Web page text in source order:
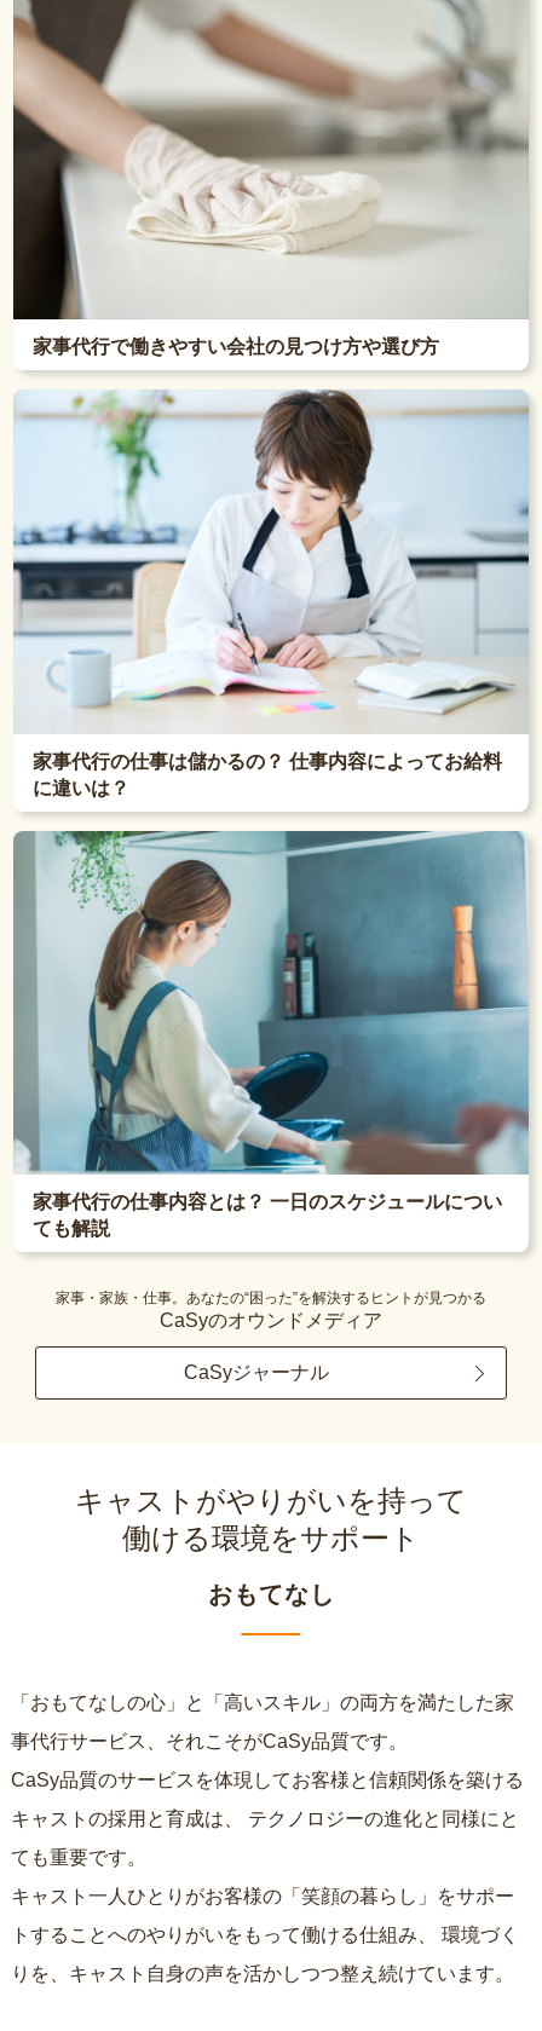
家事代行で働きやすい会社の見つけ方や選び方
家事代行の仕事は儲かるの？ 仕事内容によってお給料
に違いは？
家事代行の仕事内容とは？ 一日のスケジュールについ
ても解説
家事・家族・仕事。あなたの“困った”を解決するヒントが見つかる
CaSyのオウンドメディア
CaSyジャーナル
キャストがやりがいを持って
働ける環境をサポート
おもてなし
「おもてなしの心」と「高いスキル」の両方を満たした家
事代行サービス、それこそがCaSy品質です。
CaSy品質のサービスを体現してお客様と信頼関係を築ける
キャストの採用と育成は、
ても重要です。
キャスト一人ひとりがお客様の「笑顔の暮らし」をサポー
トすることへのやりがいをもって働ける仕組み、
りを、キャスト自身の声を活かしつつ整え続けています。